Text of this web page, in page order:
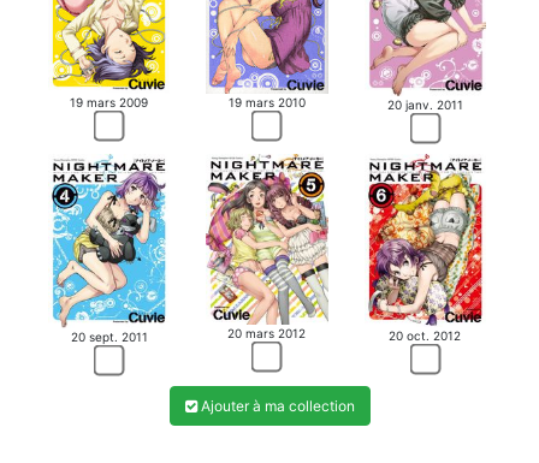
19 mars 2009 19 mars 2010 20 janv. 2011
20 sept. 2011 20 mars 2012 20 oct. 2012
Ajouter à ma collection